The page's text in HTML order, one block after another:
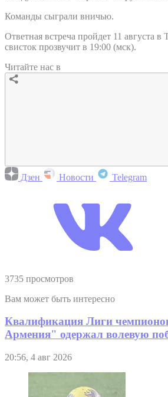
Команды сыграли вничью.
Ответная встреча пройдет 11 августа
свисток прозвучит в 19:00 (мск).
Читайте нас в
Дзен Новости Telegram
3735 просмотров
Вам может быть интересно
Квалификация Лиги
Армения" одержал волевую
20:56, 4 авг 2026